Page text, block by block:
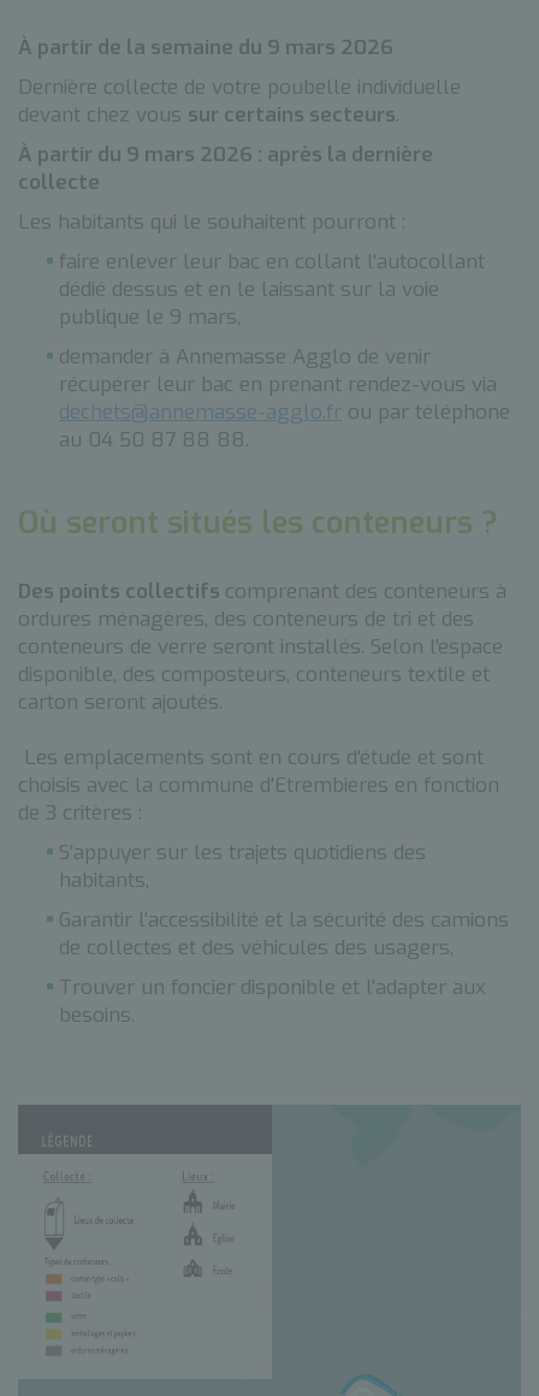
À partir de la semaine du 9 mars 2026
Dernière collecte de votre poubelle individuelle
devant chez vous sur certains secteurs.
À partir du 9 mars 2026 : après la dernière
collecte
Les habitants qui le souhaitent pourront :
faire enlever leur bac en collant l'autocollant
dédié dessus et en le laissant sur la voie
publique le 9 mars,
demander à Annemasse Agglo de venir
récupérer leur bac en prenant rendez-vous via
dechets@annemasse-agglo.fr ou par téléphone
au 04 50 87 88 88.
Où seront situés les conteneurs ?
Des points collectifs comprenant des conteneurs à
ordures ménagères, des conteneurs de tri et des
conteneurs de verre seront installés. Selon l'espace
disponible, des composteurs, conteneurs textile et
carton seront ajoutés.
Les emplacements sont en cours d'étude et sont
choisis avec la commune d'Etrembières en fonction
de 3 critères :
S’appuyer sur les trajets quotidiens des
habitants,
Garantir l’accessibilité et la sécurité des camions
de collectes et des véhicules des usagers,
Trouver un foncier disponible et l’adapter aux
besoins.